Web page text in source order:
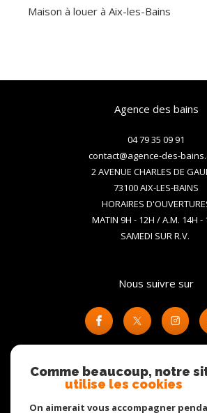
Maison à louer à Aix-les-Bains
Agence des bains
04 79 35 09 91
contact@agence-des-
2 AVENUE CHARLES DE
73100
AIX-LES-BAINS
HORAIRES
MATIN 9H - 12H / A.M. 14H -
SAMEDI SUR R.V.
Nous suivre sur
Adhérents
Comme beaucoup, notre
utilise les cookies
On aimerait vous accompagner